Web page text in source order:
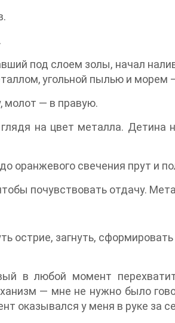
под слоем золы, начал
угольной пылью и морем
молот — в правую.
на цвет металла. Детина
оранжевого свечения прут и
почувствовать отдачу.
острие, загнуть,
в любой момент
— мне не нужно было
оказывался у меня в руке за